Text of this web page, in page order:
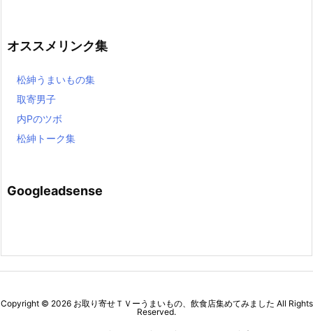
オススメリンク集
松紳うまいもの集
取寄男子
内Pのツボ
松紳トーク集
Googleadsense
Copyright © 2026 お取り寄せＴＶーうまいもの、飲食店集めてみました All Rights
Reserved.